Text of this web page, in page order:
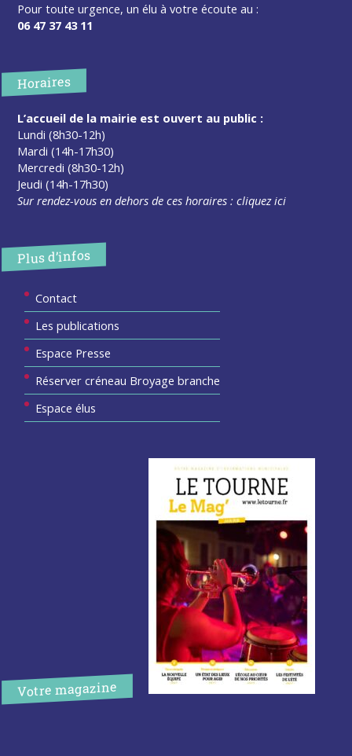
Pour toute urgence, un élu à votre écoute au :
06 47 37 43 11
Horaires
L’accueil de la mairie est ouvert au public :
Lundi (8h30-12h)
Mardi (14h-17h30)
Mercredi (8h30-12h)
Jeudi (14h-17h30)
Sur rendez-vous en dehors de ces horaires :cliquez ici
Plus d’infos
Contact
Les publications
Espace Presse
Réserver créneau Broyage branche
Espace élus
Votre magazine